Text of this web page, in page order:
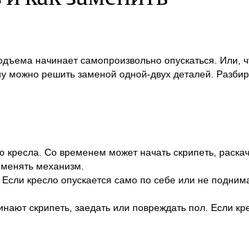
начинает самопроизвольно опускаться.
решить заменой одной-двух деталей.
кресла. Со временем может начать скрипеть,
механизм.
кресло опускается само по себе или не
скрипеть, заедать или повреждать пол. Если